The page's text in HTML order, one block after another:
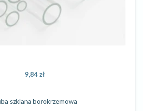
9,84 zł
szklana borokrzemowa